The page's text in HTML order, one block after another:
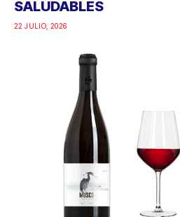
SALUDABLES
22 JULIO, 2026